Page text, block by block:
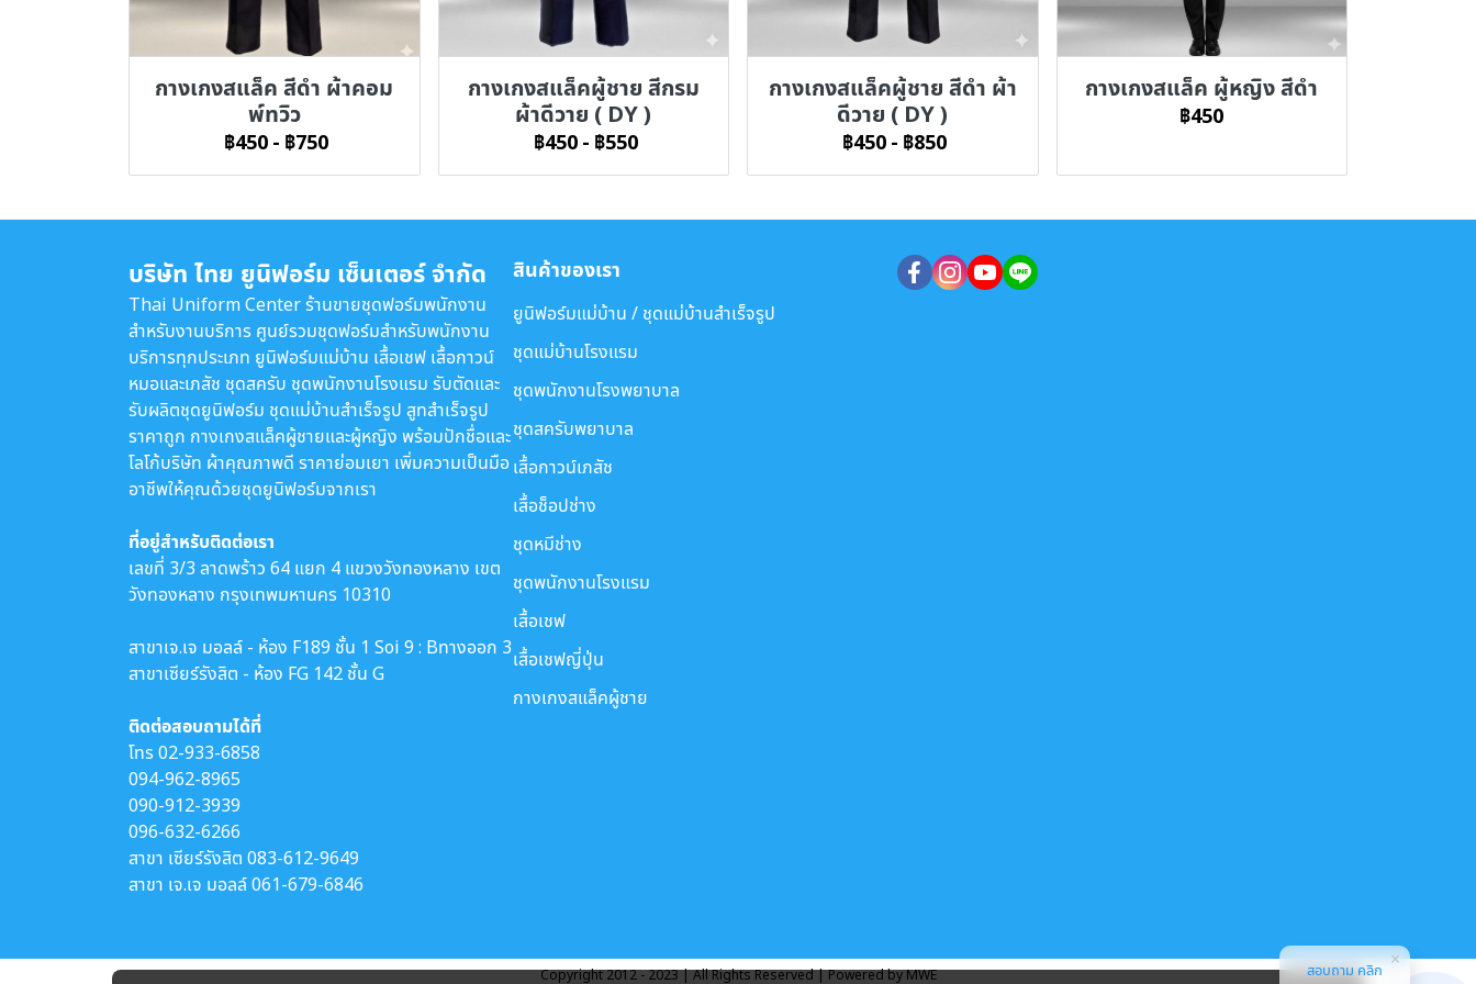
กางเกงสแล็ค สีดำ ผ้าคอม
พ์ทวิว
฿450 - ฿750
กางเกงสแล็คผู้ชาย สีกรม
ผ้าดีวาย ( DY )
฿450 - ฿550
กางเกงสแล็คผู้ชาย สีดำ ผ้า
ดีวาย ( DY )
฿450 - ฿850
กางเกงสแล็ค ผู้หญิง สีดำ
฿450
บริษัท ไทย ยูนิฟอร์ม เซ็นเตอร์ จำกัด
Thai Uniform Center ร้านขายชุดฟอร์มพนักงาน
สำหรับงานบริการ ศูนย์รวมชุดฟอร์มสำหรับพนักงาน
บริการทุกประเภท ยูนิฟอร์มแม่บ้าน เสื้อเชฟ เสื้อกาวน์
หมอและเภสัช ชุดสครับ ชุดพนักงานโรงแรม รับตัดและ
รับผลิตชุดยูนิฟอร์ม ชุดแม่บ้านสำเร็จรูป สูทสำเร็จรูป
ราคาถูก กางเกงสแล็คผู้ชายและผู้หญิง พร้อมปักชื่อและ
โลโก้บริษัท ผ้าคุณภาพดี ราคาย่อมเยา เพิ่มความเป็นมือ
อาชีพให้คุณด้วยชุดยูนิฟอร์มจากเรา
ที่อยู่สำหรับติดต่อเรา
เลขที่ 3/3 ลาดพร้าว 64 แยก 4 แขวงวังทองหลาง เขต
วังทองหลาง กรุงเทพมหานคร 10310
สาขาเจ.เจ มอลล์ - ห้อง F189 ชั้น 1 Soi 9 : Bทางออก 3
สาขาเซียร์รังสิต - ห้อง FG 142 ชั้น G
ติดต่อสอบถามได้ที่
โทร02-933-6858
094-962-8965
090-912-3939
096-632-6266
สาขา เซียร์รังสิต 083-612-9649
สาขา เจ.เจ มอลล์061-679-6846
สินค้าของเรา
ยูนิฟอร์มแม่บ้าน / ชุดแม่บ้านสำเร็จรูป
ชุดแม่บ้านโรงแรม
ชุดพนักงานโรงพยาบาล
ชุดสครับพยาบาล
เสื้อกาวน์เภสัช
เสื้อช็อปช่าง
ชุดหมีช่าง
ชุดพนักงานโรงแรม
เสื้อเชฟ
เสื้อเชฟญี่ปุ่น
กางเกงสแล็คผู้ชาย
Copyright 2012 - 2023 | All Rights Reserved | Powered by MWE สอบถาม คลิก